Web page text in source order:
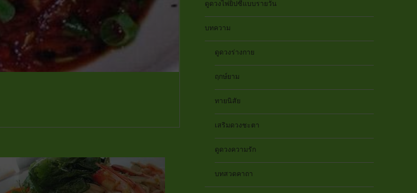
ดูดวงไพ่ยิปซีแบบรายวัน
บทความ
ดูดวงร่างกาย
ฤกษ์ยาม
ทายนิสัย
เสริมดวงชะตา
ดูดวงความรัก
บทสวดคาถา